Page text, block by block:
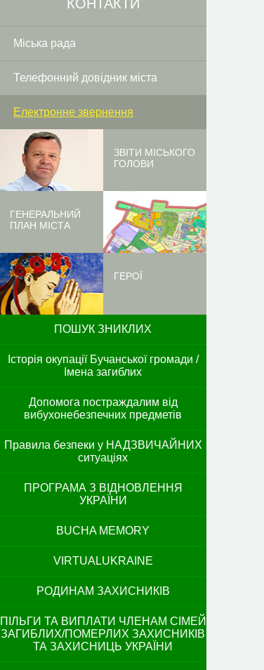
КОНТАКТИ
Міська рада
Телефонний довідник міста
Електронне звернення
ЗВІТИ МІСЬКОГО
ГОЛОВИ
ГЕНЕРАЛЬНИЙ
ПЛАН МІСТА
ГЕРОЇ
ПОШУК ЗНИКЛИХ
Історія окупації Бучанської громади /
Імена загиблих
Допомога постраждалим від
вибухонебезпечних предметів
Правила безпеки у НАДЗВИЧАЙНИХ
ситуаціях
ПРОГРАМА З ВІДНОВЛЕННЯ
УКРАЇНИ
BUCHA MEMORY
VIRTUALUKRAINE
РОДИНАМ ЗАХИСНИКІВ
ПІЛЬГИ ТА ВИПЛАТИ ЧЛЕНАМ СІМЕЙ
ЗАГИБЛИХ/ПОМЕРЛИХ ЗАХИСНИКІВ
ТА ЗАХИСНИЦЬ УКРАЇНИ